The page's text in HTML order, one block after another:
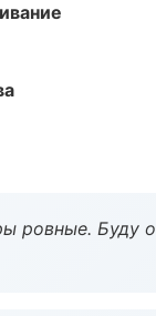
ровные. Буду